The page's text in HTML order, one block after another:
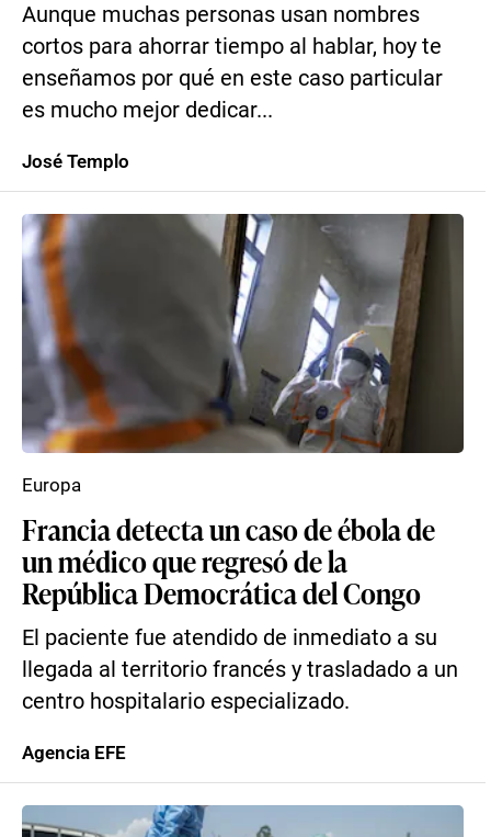
Aunque muchas personas usan nombres
cortos para ahorrar tiempo al hablar, hoy te
enseñamos por qué en este caso particular
es mucho mejor dedicar...
José Templo
Francia detecta un caso de ébola de
un médico que regresó de la
República Democrática del Congo
El paciente fue atendido de inmediato a su
llegada al territorio francés y trasladado a un
centro hospitalario especializado.
Europa
Agencia EFE